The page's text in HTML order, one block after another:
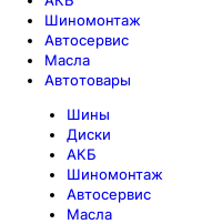
Шиномонтаж
Автосервис
Масла
Автотовары
Шины
Диски
АКБ
Шиномонтаж
Автосервис
Масла